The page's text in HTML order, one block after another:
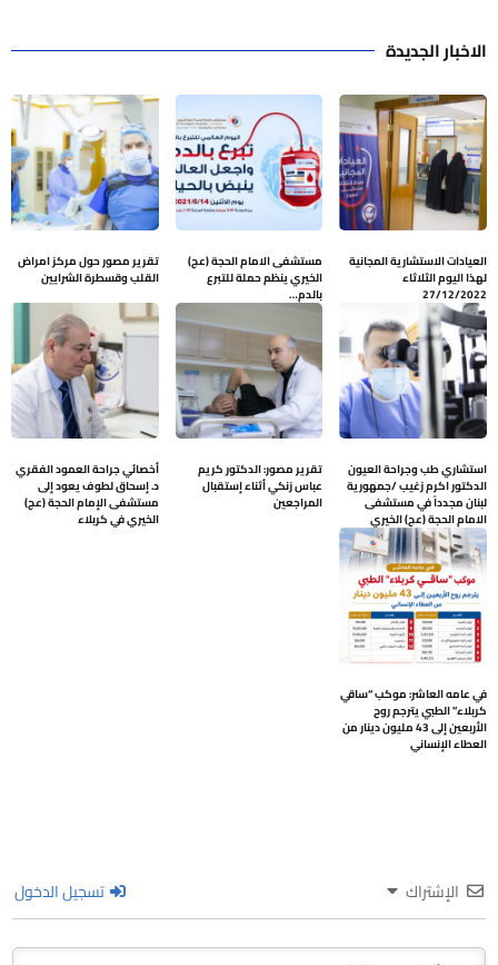
الاخبار الجديدة
العيادات الاستشارية المجانية
لهذا اليوم الثلاثاء
27/12/2022
مستشفى الامام الحجة (عج)
الخيري ينظم حملة للتبرع
بالدم…
تقرير مصور حول مركز امراض
القلب وقسطرة الشرايين
استشاري طب وجراحة العيون
الدكتور اكرم زغيب /جمهورية
لبنان مجدداً في مستشفى
الامام الحجة (عج) الخيري
تقرير مصور: الدكتور كريم
عباس زنكي أثناء إستقبال
المراجعين
أخصائي جراحة العمود الفقري
د. إسحاق لطوف يعود إلى
مستشفى الإمام الحجة (عج)
الخيري في كربلاء
في عامه العاشر: موكب “ساقي
كربلاء” الطبي يترجم روح
الأربعين إلى 43 مليون دينار من
العطاء الإنساني
الإشتراك تسجيل الدخول